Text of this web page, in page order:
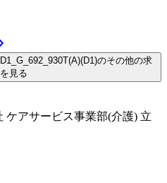
のその他の求
見る
ケアサービス事業部(介護) 立